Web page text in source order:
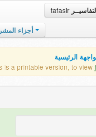
tafasir
أجزاء
الرئيسية
is a printable version, to view